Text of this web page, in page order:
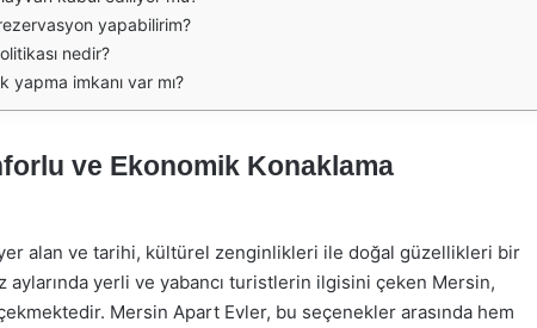
yapabilirim?
nedir?
yapma imkanı var mı?
ve Ekonomik Konaklama
alan ve tarihi, kültürel zenginlikleri ile doğal güzellikleri bir
yerli ve yabancı turistlerin ilgisini çeken Mersin,
Mersin Apart Evler, bu seçenekler arasında hem